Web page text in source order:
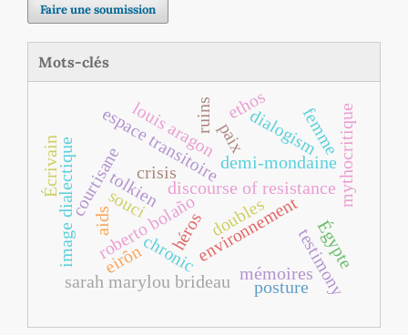
Faire une soumission
Mots-clés
roberto bolaño
souci
chronic
discourse of resistance
sarah marylou brideau
espace transitoire
environnementtestimony
doubles
héros
mythocritique
tolkien
mémoires
courtisane demi-mondaine
dialogism
Égypte
paix femme
image dialectique
louis aragon
aids
ruins
crisis
ethos
eirôn
Écrivain
posture